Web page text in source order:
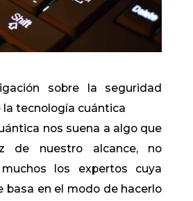
sobre la seguridad
la tecnología cuántica
nos suena a algo que
de nuestro alcance, no
los expertos cuya
basa en el modo de hacerlo